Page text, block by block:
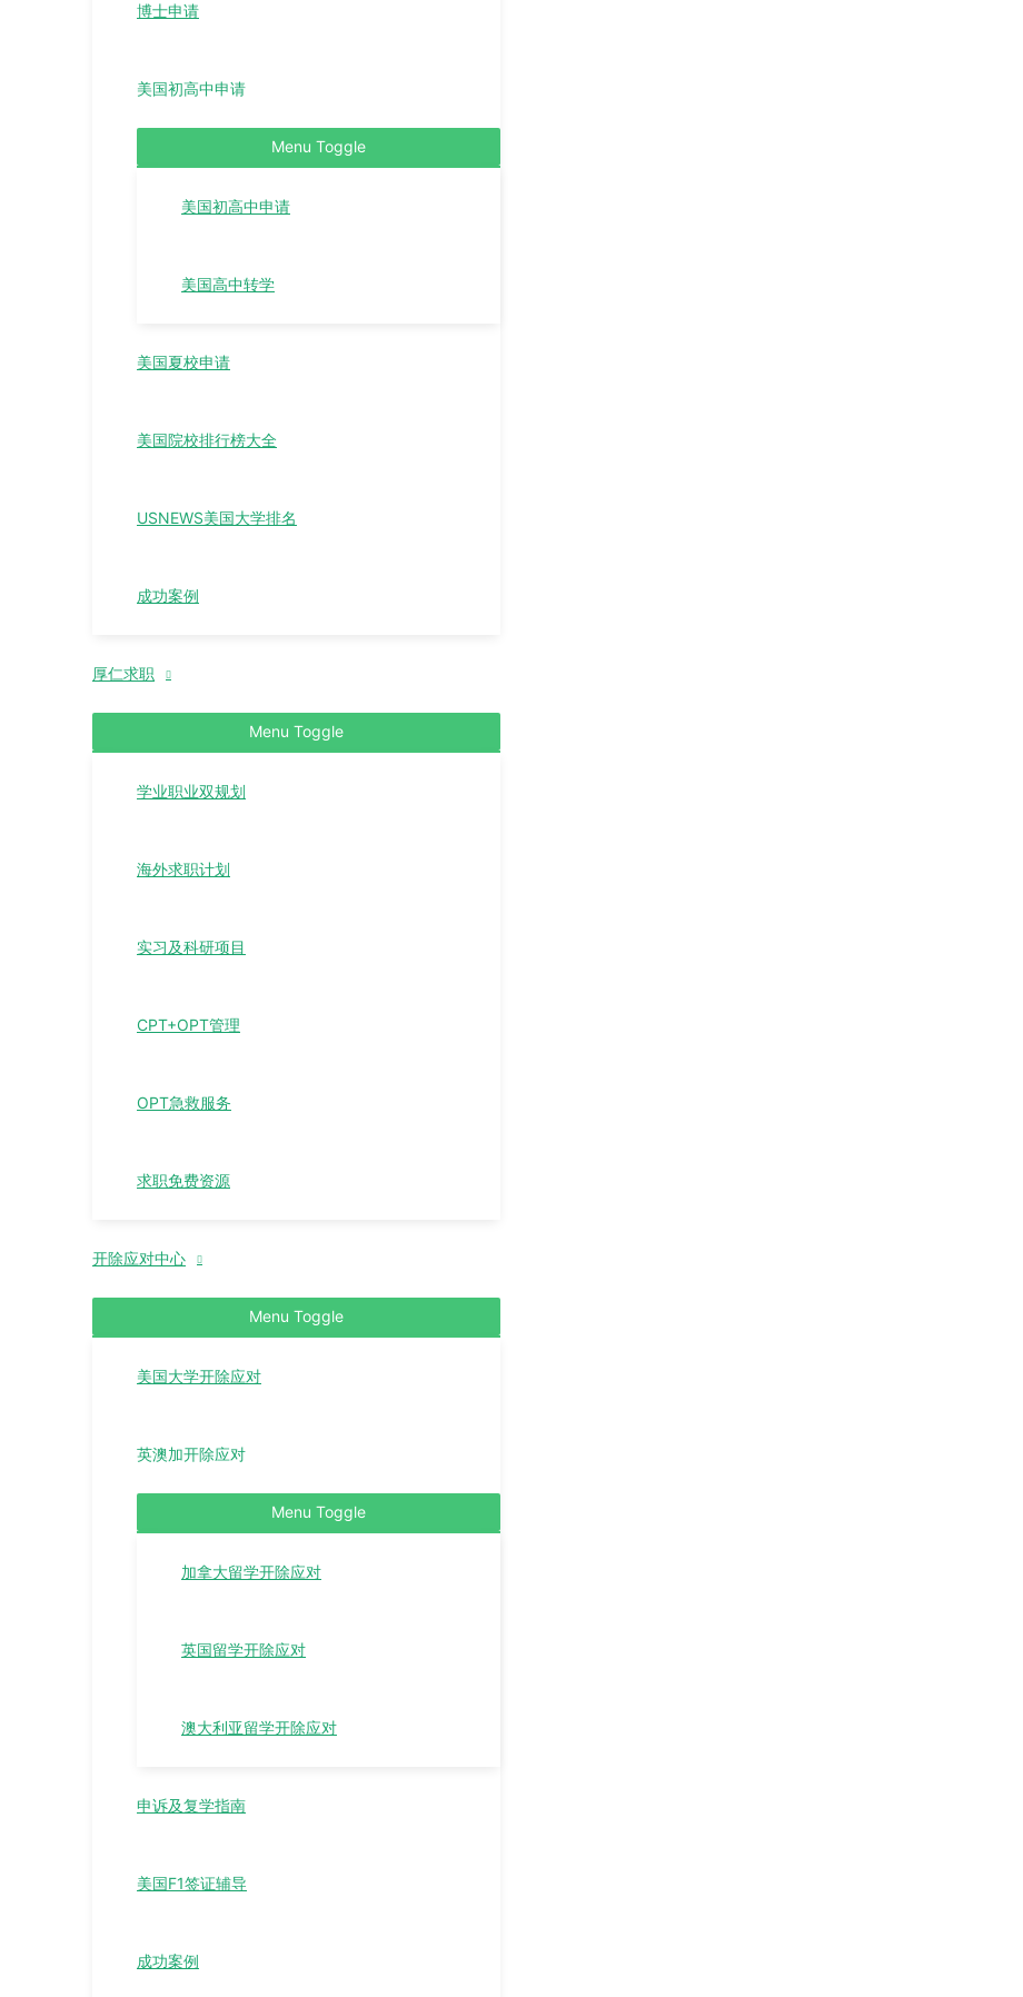
博士申请
美国初高中申请
Menu Toggle
美国初高中申请
美国高中转学
美国夏校申请
美国院校排行榜大全
USNEWS美国大学排名
成功案例
厚仁求职
Menu Toggle
学业职业双规划
海外求职计划
实习及科研项目
CPT+OPT管理
OPT急救服务
求职免费资源
开除应对中心
Menu Toggle
美国大学开除应对
英澳加开除应对
Menu Toggle
加拿大留学开除应对
英国留学开除应对
澳大利亚留学开除应对
申诉及复学指南
美国F1签证辅导
成功案例